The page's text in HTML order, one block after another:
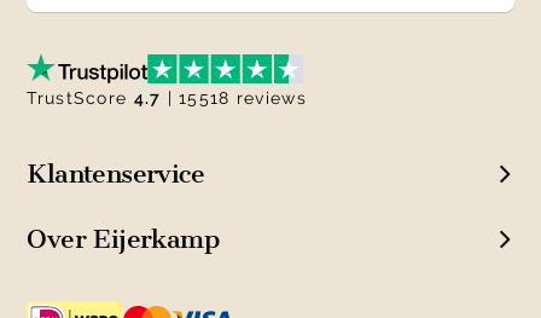
Klantenservice
Over Eijerkamp
TrustScore 4.7 | 15518 reviews